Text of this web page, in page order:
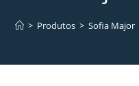
> Produtos > Sofia Major